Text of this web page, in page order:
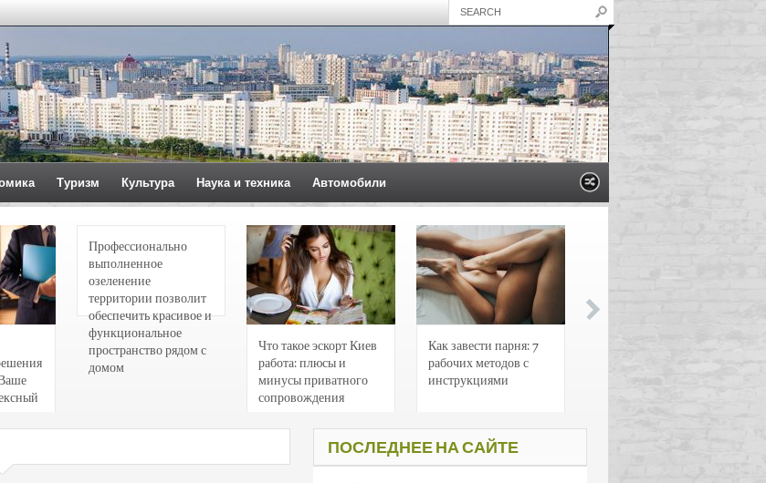
Туризм Культура Наука и техника Автомобили
Профессионально
выполненное
озеленение
территории позволит
обеспечить красивое и
функциональное
пространство рядом с
домом
Что такое эскорт Киев
работа: плюсы и
минусы приватного
сопровождения
Как завести парня: 7
рабочих методов с
инструкциями
ПОСЛЕДНЕЕ НА САЙТЕ